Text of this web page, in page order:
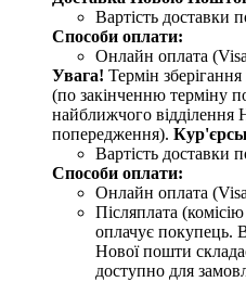
Вартість доставки
Способи оплати:
Онлайн оплата
Увага! Термін
(по закінченню терміну
найближчого відділення
попередження).
Вартість доставки
Способи оплати:
Онлайн оплата
Післяплата
оплачує покупець.
Нової пошти
доступно для